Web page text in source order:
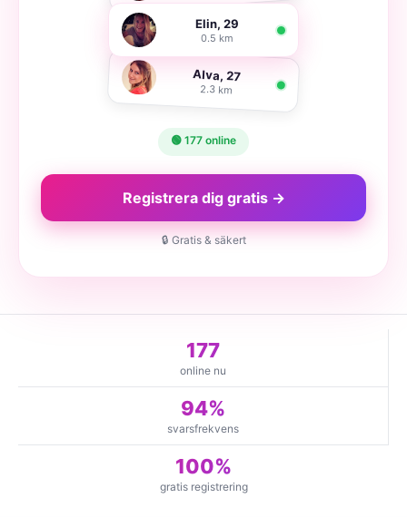
Elin, 29
0.5 km
Alva, 27
2.3 km
🟢 177 online
Registrera dig gratis →
🔒 Gratis & säkert
177
online nu
94%
svarsfrekvens
100%
gratis registrering